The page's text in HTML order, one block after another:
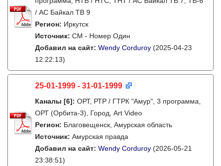
/ АС Байкал ТВ 9
Регион: Иркутск
Источник: СМ - Номер Один
Добавил на сайт: Wendy Corduroy (2025-04-23
12:22:13)
25-01-1999 - 31-01-1999
Каналы [6]: ОРТ, РТР / ГТРК "Амур", 3 программа,
ОРТ (Орбита-3), Город, Art Video
Регион: Благовещенск, Амурская область
Источник: Амурская правда
Добавил на сайт: Wendy Corduroy (2026-05-21
23:38:51)